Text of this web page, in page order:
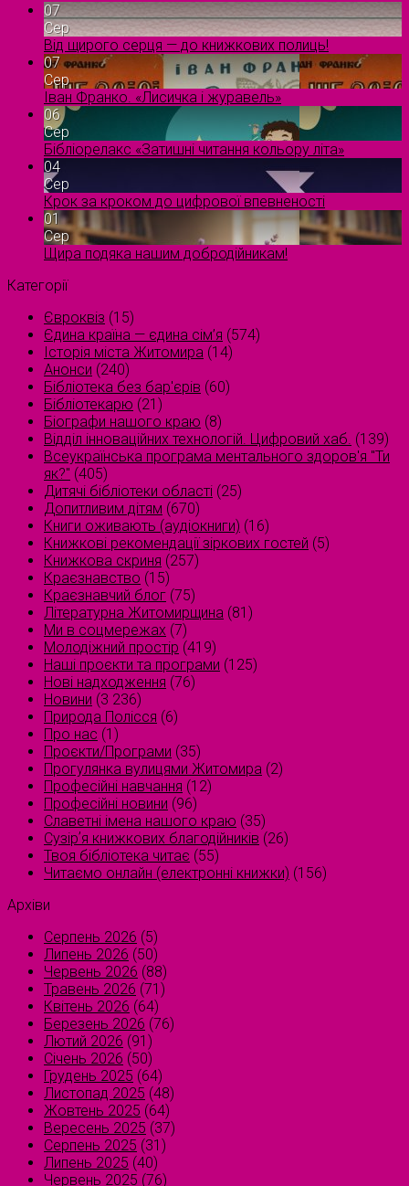
07
Сер
Від щирого серця — до книжкових полиць!
07
Сер
Іван Франко. «Лисичка і журавель»
06
Сер
Бібліорелакс «Затишні читання кольору літа»
04
Сер
Крок за кроком до цифрової впевненості
01
Сер
Щира подяка нашим добродійникам!
Категорії
Євроквіз (15)
Єдина країна — єдина сім’я (574)
Історія міста Житомира (14)
Анонси (240)
Бібліотека без бар'єрів (60)
Бібліотекарю (21)
Біографи нашого краю (8)
Відділ інноваційних технологій. Цифровий хаб. (139)
Всеукраїнська програма ментального здоров'я "Ти
як?" (405)
Дитячі бібліотеки області (25)
Допитливим дітям (670)
Книги оживають (аудіокниги) (16)
Книжкові рекомендації зіркових гостей (5)
Книжкова скриня (257)
Краєзнавство (15)
Краєзнавчий блог (75)
Літературна Житомирщина (81)
Ми в соцмережах (7)
Молодіжний простір (419)
Наші проєкти та програми (125)
Нові надходження (76)
Новини (3 236)
Природа Полісся (6)
Про нас (1)
Проєкти/Програми (35)
Прогулянка вулицями Житомира (2)
Професійні навчання (12)
Професійні новини (96)
Славетні імена нашого краю (35)
Сузірʼя книжкових благодійників (26)
Твоя бібліотека читає (55)
Читаємо онлайн (електронні книжки) (156)
Архіви
Серпень 2026 (5)
Липень 2026 (50)
Червень 2026 (88)
Травень 2026 (71)
Квітень 2026 (64)
Березень 2026 (76)
Лютий 2026 (91)
Січень 2026 (50)
Грудень 2025 (64)
Листопад 2025 (48)
Жовтень 2025 (64)
Вересень 2025 (37)
Серпень 2025 (31)
Липень 2025 (40)
Червень 2025 (76)